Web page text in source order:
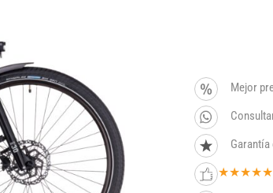
Mejor
Garantía
★★★★★